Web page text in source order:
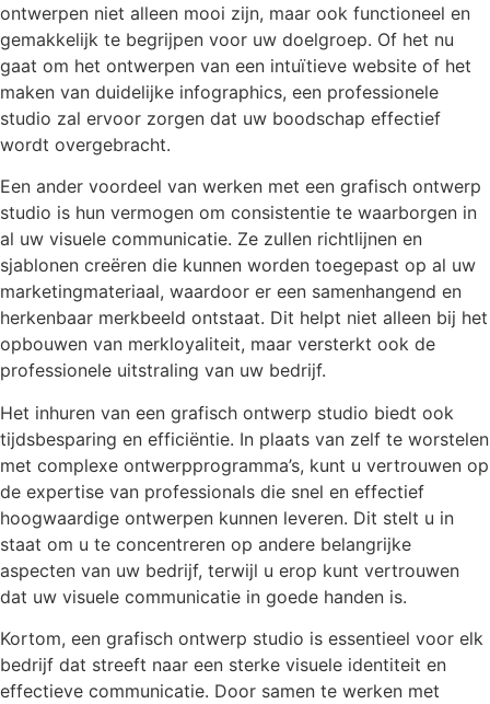
ontwerpen niet alleen mooi zijn, maar ook functioneel en
gemakkelijk te begrijpen voor uw doelgroep. Of het nu
gaat om het ontwerpen van een intuïtieve website of het
maken van duidelijke infographics, een professionele
studio zal ervoor zorgen dat uw boodschap effectief
wordt overgebracht.
Een ander voordeel van werken met een grafisch ontwerp
studio is hun vermogen om consistentie te waarborgen in
al uw visuele communicatie. Ze zullen richtlijnen en
sjablonen creëren die kunnen worden toegepast op al uw
marketingmateriaal, waardoor er een samenhangend en
herkenbaar merkbeeld ontstaat. Dit helpt niet alleen bij het
opbouwen van merkloyaliteit, maar versterkt ook de
professionele uitstraling van uw bedrijf.
Het inhuren van een grafisch ontwerp studio biedt ook
tijdsbesparing en efficiëntie. In plaats van zelf te worstelen
met complexe ontwerpprogramma’s, kunt u vertrouwen op
de expertise van professionals die snel en effectief
hoogwaardige ontwerpen kunnen leveren. Dit stelt u in
staat om u te concentreren op andere belangrijke
aspecten van uw bedrijf, terwijl u erop kunt vertrouwen
dat uw visuele communicatie in goede handen is.
Kortom, een grafisch ontwerp studio is essentieel voor elk
bedrijf dat streeft naar een sterke visuele identiteit en
effectieve communicatie. Door samen te werken met